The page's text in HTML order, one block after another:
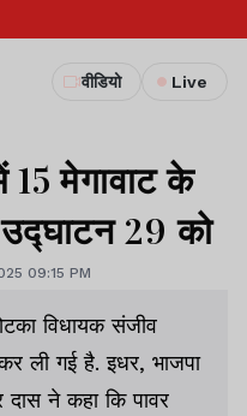
वीडियो Live
मेगावाट के
उद्घाटन 29 को
09:15 PM
विधायक संजीव
ली गई है. इधर, भाजपा
कि पावर